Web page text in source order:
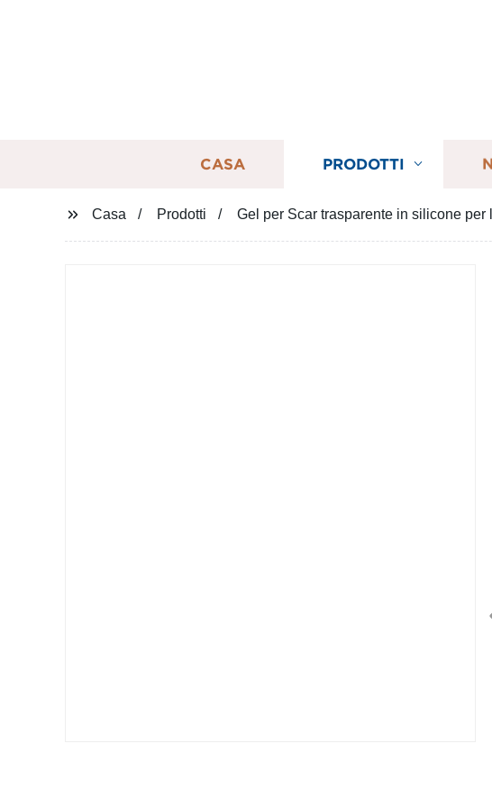
CASA PRODOTTI
Casa Prodotti Gel per Scar trasparente in silicone